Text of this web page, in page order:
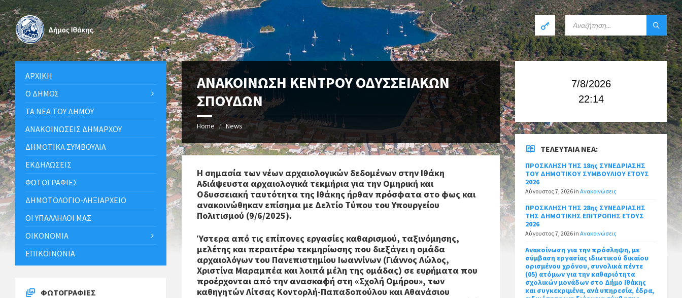
ΑΝΑΚΟΙΝΩΣΗ ΚΕΝΤΡΟΥ ΟΔΥΣΣΕΙΑΚΩΝ
ΣΠΟΥΔΩΝ
Home News
Η σημασία των νέων αρχαιολογικών δεδομένων στην Ιθάκη
Αδιάψευστα αρχαιολογικά τεκμήρια για την Ομηρική και
Οδυσσειακή ταυτότητα της Ιθάκης ήρθαν πρόσφατα στο φως και
ανακοινώθηκαν επίσημα με Δελτίο Τύπου του Υπουργείου
Πολιτισμού (9/6/2025).
Ύστερα από τις επίπονες εργασίες καθαρισμού, ταξινόμησης,
μελέτης και περαιτέρω τεκμηρίωσης που διεξάγει η ομάδα
αρχαιολόγων του Πανεπιστημίου Ιωαννίνων (Γιάννος Λώλος,
Χριστίνα Μαραμπέα και λοιπά μέλη της ομάδας) σε ευρήματα που
προέρχονται από την ανασκαφή στη «Σχολή Ομήρου», των
καθηγητών Λίτσας Κοντορλή-Παπαδοπούλου και Αθανάσιου
ΑΡΧΙΚΉ
Ο ΔΉΜΟΣ
ΤΑ ΝΈΑ ΤΟΥ ΔΉΜΟΥ
ΑΝΑΚΟΙΝΩΣΕΙΣ ΔΗΜΑΡΧΟΥ
ΔΗΜΟΤΙΚΆ ΣΥΜΒΟΎΛΙΑ
ΕΚΔΗΛΏΣΕΙΣ
ΦΩΤΟΓΡΑΦΊΕΣ
ΔΗΜΟΤΟΛΌΓΙΟ-ΛΗΞΙΑΡΧΕΊΟ
ΟΙ ΥΠΆΛΛΗΛΟΙ ΜΑΣ
ΟΙΚΟΝΟΜΊΑ
ΕΠΙΚΟΙΝΩΝΊΑ
ΦΩΤΟΓΡΑΦΊΕΣ
7/8/2026
22:14
ΤΕΛΕΥΤΑΊΑ ΝΈΑ:
ΠΡΟΣΚΛΗΣΗ ΤΗΣ 18ης ΣΥΝΕΔΡΙΑΣΗΣ
ΤΟΥ ΔΗΜΟΤΙΚΟΥ ΣΥΜΒΟΥΛΙΟΥ ΕΤΟΥΣ
2026
Αύγουστος 7, 2026 inΑνακοινώσεις
ΠΡΟΣΚΛΗΣΗ ΤΗΣ 28ης ΣΥΝΕΔΡΙΑΣΗΣ
ΤΗΣ ΔΗΜΟΤΙΚΗΣ ΕΠΙΤΡΟΠΗΣ ΕΤΟΥΣ
2026
Αύγουστος 7, 2026 inΑνακοινώσεις
Ανακοίνωση για την πρόσληψη, με
σύμβαση εργασίας ιδιωτικού δικαίου
ορισμένου χρόνου, συνολικά πέντε
(05) ατόμων για την καθαριότητα
σχολικών μονάδων στο Δήμο Ιθάκης
και συγκεκριμένα, ανά υπηρεσία, έδρα,